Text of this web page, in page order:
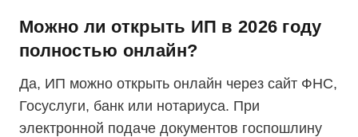
Можно ли открыть ИП в 2026 году
полностью онлайн?
Да, ИП можно открыть онлайн через сайт ФНС,
Госуслуги, банк или нотариуса. При
электронной подаче документов госпошлину